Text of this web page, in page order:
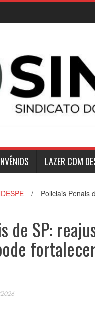
LAZER COM
/ Policiais Penais
de SP: